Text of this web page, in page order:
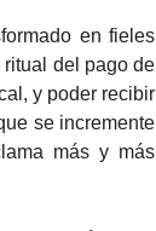
en fieles
del pago de
y poder recibir
se incremente
más y más